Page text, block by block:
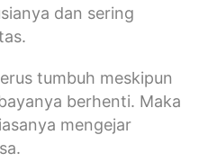
dan sering
tumbuh meskipun
berhenti. Maka
mengejar